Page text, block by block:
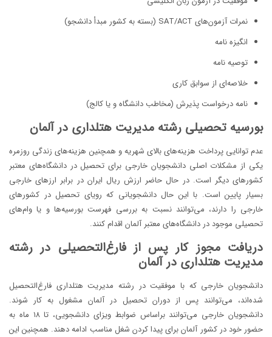
نمرات آزمون‌های SAT/ACT (بسته به کشور مبدأ دانشجو)
انگیزه نامه
توصیه نامه
خلاصه‌ای از سوابق کاری
نامه درخواست پذیرش (مخاطب دانشگاه و یا کالج)
بورسیه تحصیلی رشته مدیریت هتلداری در آلمان
عدم توانایی پرداخت هزینه‌های بالای شهریه و همچنین هزینه‌های زندگی روزمره
یکی از مشکلات اصلی دانشجویان خارجی برای تحصیل در دانشگاه‌های معتبر
کشورهای دیگر است. در حال حاضر ارزش ریال ایران در برابر ارزهای خارجی
بسیار پایین است. با این حال دانشجویانی که رویای تحصیل در کشورهای
خارجی را دارند، می‌توانند نسبت به بررسی فهرست بورسیه‌ها و یا وام‌های
تحصیلی موجود در دانشگاه‌های معتبر آلمان اقدام کنند.
دریافت مجوز کار پس از فارغ‌التحصیلی در رشته
مدیریت هتلداری در آلمان
دانشجویان خارجی که با موفقیت در رشته مدیریت هتلداری فارغ‌التحصیل
شده‌اند، می‌توانند پس از دوران تحصیل در آلمان مشغول به کار شوند.
دانشجویان خارجی می‌توانند براساس ضوابط ویزای دانشجویی، تا ۱۸ ماه به
حضور خود در کشور آلمان برای پیدا کردن شغل مناسب ادامه دهند. همچنین این